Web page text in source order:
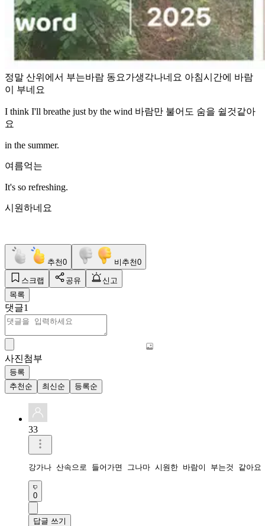
정말 산위에서 부는바람 동요가생각나네요 아침시간에 바람
이 부네요
I think I'll breathe just by the wind 바람만 불어도 숨을 쉴것같아
요
in the summer.
여름억는
It's so refreshing.
시원하네요
추천0 비추천0
스크랩 공유
신고
목록
댓글1
사진첨부
등록
추천순
최신순 등록순
33
강가나 산속으로 들어가면 그나마 시원한 바람이 부는것 같아요
0
답글 쓰기